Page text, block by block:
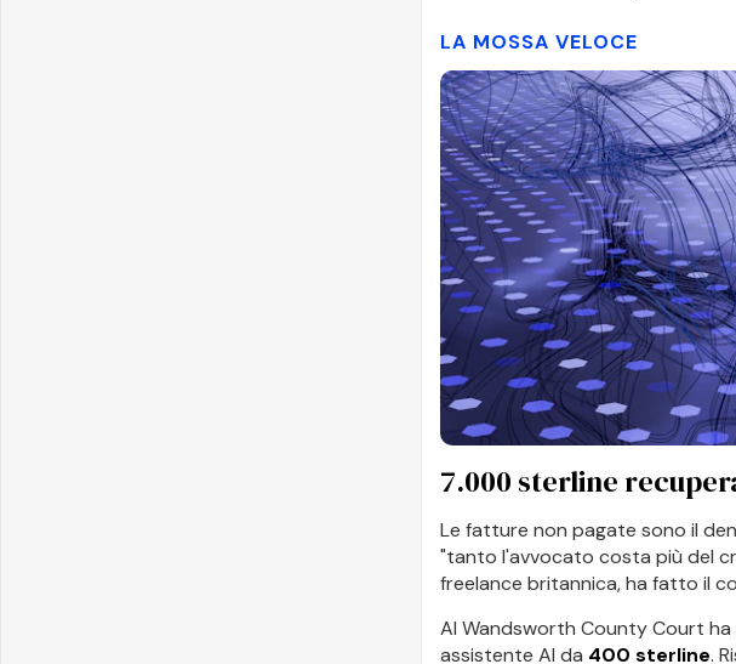
LA MOSSA VELOCE
7.000 sterline
Le fatture non pagate sono il
"tanto l'avvocato costa più del
freelance britannica, ha fatto il
Al Wandsworth County Court
assistente AI da 400 sterline.